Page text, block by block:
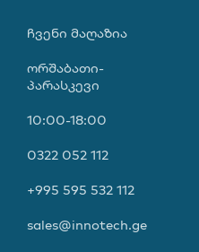
ᲩᲕᲔᲜᲘ ᲛᲐᲦᲐᲖᲘᲐ
ორშაბათი-
პარასკევი
10:00-18:00
0322 052 112
+995 595 532 112
sales@innotech.ge